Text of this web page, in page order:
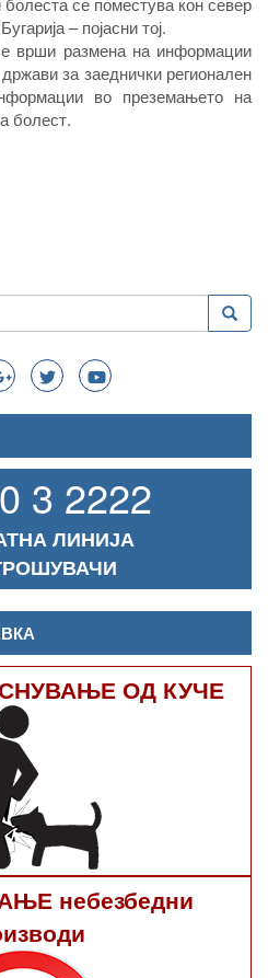
– појасни тој.
врши размена на информации
за заеднички регионален
во преземањето на
болест.
3 2222
ЛИНИЈА
ОД КУЧЕ
небезбедни